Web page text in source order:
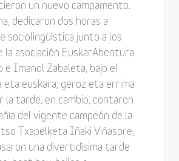
un nuevo campamento.
dedicaron dos horas a
sociolingüística junto a los
la asociación EuskarAbentura
e Imanol Zabaleta, bajo el
eta euskara, geroz eta errima
la tarde, en cambio, contaron
del vigente campeón de la
Txapelketa Iñaki Viñaspre,
una divertidísima tarde